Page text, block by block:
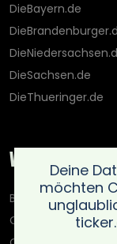
DieBayern.de
DieSachsen.de
DieThueringer.de
Weitere Portale
Blaulicht-Ticker.de
Oberlausitz.holiday
Deine
möchten